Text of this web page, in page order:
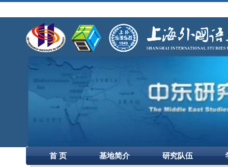
首 页 基地简介 研究队伍